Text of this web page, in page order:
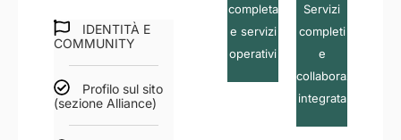
IDENTITÀ E
COMMUNITY
Profilo sul sito
(sezione Alliance)
completa
e servizi
operativi
Servizi
completi
e
collaborazione
integrata